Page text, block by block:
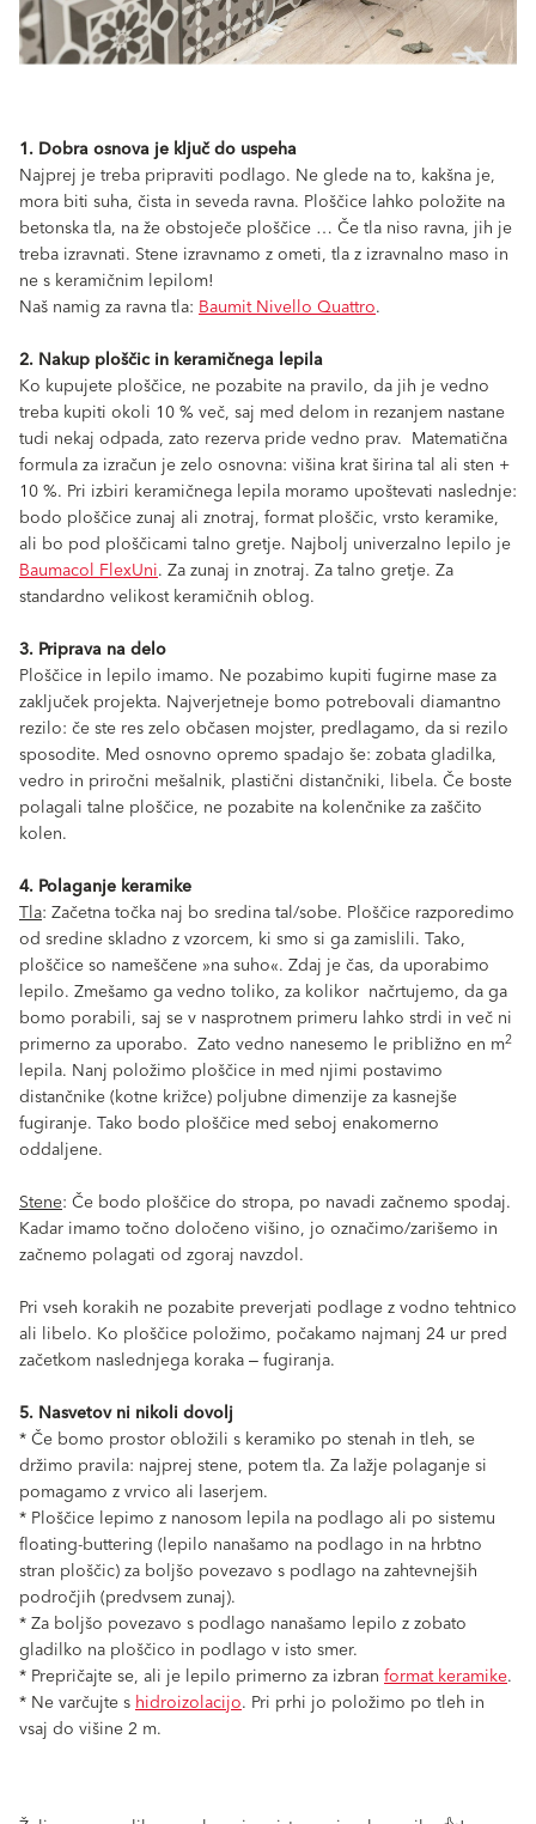
1. Dobra osnova je ključ do uspeha
Najprej je treba pripraviti podlago. Ne glede na to, kakšna je,
mora biti suha, čista in seveda ravna. Ploščice lahko položite na
betonska tla, na že obstoječe ploščice … Če tla niso ravna, jih je
treba izravnati. Stene izravnamo z ometi, tla z izravnalno maso in
ne s keramičnim lepilom!
Naš namig za ravna tla: Baumit Nivello Quattro.
2. Nakup ploščic in keramičnega lepila
Ko kupujete ploščice, ne pozabite na pravilo, da jih je vedno
treba kupiti okoli 10 % več, saj med delom in rezanjem nastane
tudi nekaj odpada, zato rezerva pride vedno prav. Matematična
formula za izračun je zelo osnovna: višina krat širina tal ali sten +
10 %. Pri izbiri keramičnega lepila moramo upoštevati naslednje:
bodo ploščice zunaj ali znotraj, format ploščic, vrsto keramike,
ali bo pod ploščicami talno gretje. Najbolj univerzalno lepilo je
Baumacol FlexUni. Za zunaj in znotraj. Za talno gretje. Za
standardno velikost keramičnih oblog.
3. Priprava na delo
Ploščice in lepilo imamo. Ne pozabimo kupiti fugirne mase za
zaključek projekta. Najverjetneje bomo potrebovali diamantno
rezilo: če ste res zelo občasen mojster, predlagamo, da si rezilo
sposodite. Med osnovno opremo spadajo še: zobata gladilka,
vedro in priročni mešalnik, plastični distančniki, libela. Če boste
polagali talne ploščice, ne pozabite na kolenčnike za zaščito
kolen.
4. Polaganje keramike
Tla: Začetna točka naj bo sredina tal/sobe. Ploščice razporedimo
od sredine skladno z vzorcem, ki smo si ga zamislili. Tako,
ploščice so nameščene »na suho«. Zdaj je čas, da uporabimo
lepilo. Zmešamo ga vedno toliko, za kolikor načrtujemo, da ga
bomo porabili, saj se v nasprotnem primeru lahko strdi in več ni
primerno za uporabo. Zato vedno nanesemo le približno en m2
lepila. Nanj položimo ploščice in med njimi postavimo
distančnike (kotne križce) poljubne dimenzije za kasnejše
fugiranje. Tako bodo ploščice med seboj enakomerno
oddaljene.
Stene: Če bodo ploščice do stropa, po navadi začnemo spodaj.
Kadar imamo točno določeno višino, jo označimo/zarišemo in
začnemo polagati od zgoraj navzdol.
Pri vseh korakih ne pozabite preverjati podlage z vodno tehtnico
ali libelo. Ko ploščice položimo, počakamo najmanj 24 ur pred
začetkom naslednjega koraka ‒ fugiranja.
5. Nasvetov ni nikoli dovolj
* Če bomo prostor obložili s keramiko po stenah in tleh, se
držimo pravila: najprej stene, potem tla. Za lažje polaganje si
pomagamo z vrvico ali laserjem.
* Ploščice lepimo z nanosom lepila na podlago ali po sistemu
floating-buttering (lepilo nanašamo na podlago in na hrbtno
stran ploščic) za boljšo povezavo s podlago na zahtevnejših
področjih (predvsem zunaj).
* Za boljšo povezavo s podlago nanašamo lepilo z zobato
gladilko na ploščico in podlago v isto smer.
* Prepričajte se, ali je lepilo primerno za izbran format keramike.
* Ne varčujte shidroizolacijo. Pri prhi jo položimo po tleh in
vsaj do višine 2 m.